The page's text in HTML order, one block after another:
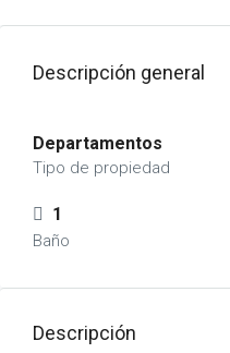
Descripción general
Departamentos
Tipo de propiedad
1
Baño
Descripción